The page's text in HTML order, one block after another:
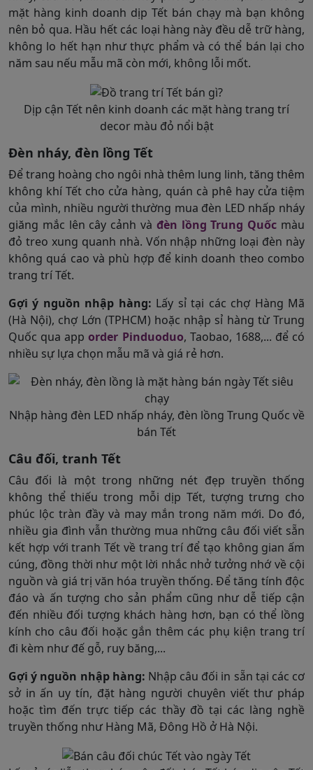
mặt hàng kinh doanh dịp Tết bán chạy mà bạn không
nên bỏ qua. Hầu hết các loại hàng này đều dễ trữ hàng,
không lo hết hạn như thực phẩm và có thể bán lại cho
năm sau nếu mẫu mã còn mới, không lỗi mốt.
Dịp cận Tết nên kinh doanh các mặt hàng trang trí
decor màu đỏ nổi bật
Đèn nháy, đèn lồng Tết
Để trang hoàng cho ngôi nhà thêm lung linh, tăng thêm
không khí Tết cho cửa hàng, quán cà phê hay cửa tiệm
của mình, nhiều người thường mua đèn LED nhấp nháy
giăng mắc lên cây cảnh và đèn lồng Trung Quốc màu
đỏ treo xung quanh nhà. Vốn nhập những loại đèn này
không quá cao và phù hợp để kinh doanh theo combo
trang trí Tết.
Gợi ý nguồn nhập hàng: Lấy sỉ tại các chợ Hàng Mã
(Hà Nội), chợ Lớn (TPHCM) hoặc nhập sỉ hàng từ Trung
Quốc qua apporder Pinduoduo, Taobao, 1688,... để có
nhiều sự lựa chọn mẫu mã và giá rẻ hơn.
Nhập hàng đèn LED nhấp nháy, đèn lồng Trung Quốc về
bán Tết
Câu đối, tranh Tết
Câu đối là một trong những nét đẹp truyền thống
không thể thiếu trong mỗi dịp Tết, tượng trưng cho
phúc lộc tràn đầy và may mắn trong năm mới. Do đó,
nhiều gia đình vẫn thường mua những câu đối viết sẵn
kết hợp với tranh Tết về trang trí để tạo không gian ấm
cúng, đồng thời như một lời nhắc nhở tưởng nhớ về cội
nguồn và giá trị văn hóa truyền thống. Để tăng tính độc
đáo và ấn tượng cho sản phẩm cũng như dễ tiếp cận
đến nhiều đối tượng khách hàng hơn, bạn có thể lồng
kính cho câu đối hoặc gắn thêm các phụ kiện trang trí
đi kèm như đế gỗ, ruy băng,...
Gợi ý nguồn nhập hàng: Nhập câu đối in sẵn tại các cơ
sở in ấn uy tín, đặt hàng người chuyên viết thư pháp
hoặc tìm đến trực tiếp các thầy đồ tại các làng nghề
truyền thống như Hàng Mã, Đông Hồ ở Hà Nội.